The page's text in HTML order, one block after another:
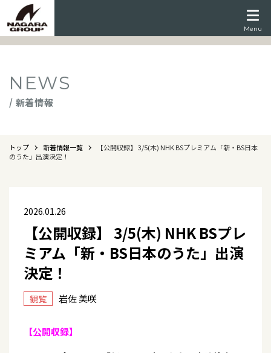
Menu
NEWS
/ 新着情報
トップ 新着情報一覧
【公開収録】 3/5(木) NHK BSプレミアム「新・BS日本
のうた」出演決定！
2026.01.26
【公開収録】 3/5(木) NHK BSプレ
ミアム「新・BS日本のうた」出演
決定！
観覧 岩佐 美咲
【公開収録】